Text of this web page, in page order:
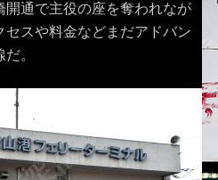
通で主役の座を奪われなが
スや料金などまだアドバン
。